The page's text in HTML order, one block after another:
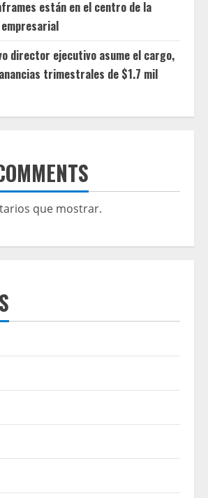
están en el centro de la
director ejecutivo asume el cargo,
trimestrales de $1.7 mil
que mostrar.